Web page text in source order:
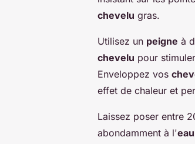
chevelu gras.
Utilisez un peigne à
chevelu pour
Enveloppez vos
effet de chaleur et
Laissez poser entre
abondamment à l'eau